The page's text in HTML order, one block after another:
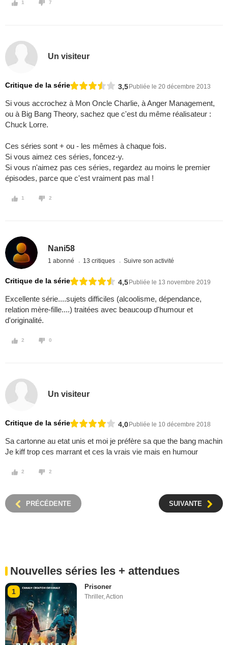
1 7
Un visiteur
Critique de la série 3,5 Publiée le 20 décembre 2013
Si vous accrochez à Mon Oncle Charlie, à Anger Management,
ou à Big Bang Theory, sachez que c'est du même réalisateur :
Chuck Lorre.
Ces séries sont + ou - les mêmes à chaque fois.
Si vous aimez ces séries, foncez-y.
Si vous n'aimez pas ces séries, regardez au moins le premier
épisodes, parce que c'est vraiment pas mal !
1 2
Nani58
1 abonné 13 critiques Suivre son activité
Critique de la série 4,5 Publiée le 13 novembre 2019
Excellente série....sujets difficiles (alcoolisme, dépendance,
relation mère-fille....) traitées avec beaucoup d'humour et
d'originalité.
2 0
Un visiteur
Critique de la série 4,0 Publiée le 10 décembre 2018
Sa cartonne au etat unis et moi je préfère sa que the bang machin
Je kiff trop ces marrant et ces la vrais vie mais en humour
2 2
PRÉCÉDENTE SUIVANTE
Nouvelles séries les + attendues
1
Prisoner
Thriller,Action